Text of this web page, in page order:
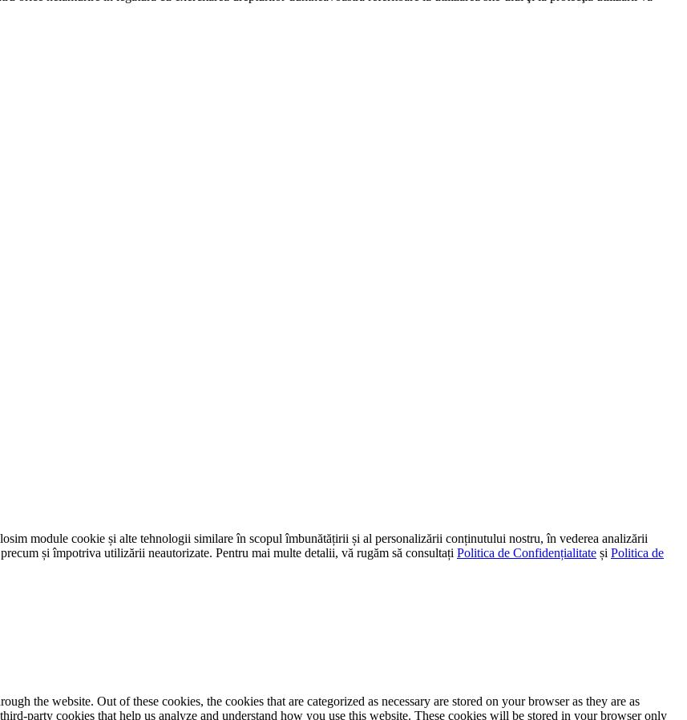
module cookie și alte tehnologii similare în scopul îmbunătățirii și al personalizării conținutului nostru, în vederea analizării
și împotriva utilizării neautorizate. Pentru mai multe detalii, vă rugăm să consultați Politica de Confidențialitate și Politica de
the website. Out of these cookies, the cookies that are categorized as necessary are stored on your browser as they are as
party cookies that help us analyze and understand how you use this website. These cookies will be stored in your browser only